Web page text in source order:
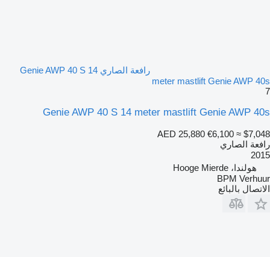
رافعة الصاري Genie AWP 40 S 14
meter mastlift Genie AWP 40s
7
Genie AWP 40 S 14 meter mastlift Genie AWP 40s
AED 25,880 €6,100 ≈ $7,048
رافعة الصاري
2015
هولندا، Hooge Mierde
BPM Verhuur
الاتصال بالبائع